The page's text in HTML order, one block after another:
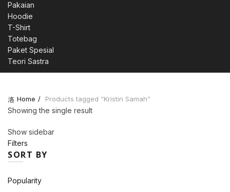
Pakaian
Hoodie
T-Shirt
Totebag
Paket Spesial
Teori Sastra
Home Products tagged “Kristin Samah”
Showing the single result
Show sidebar
Filters
SORT BY
Popularity